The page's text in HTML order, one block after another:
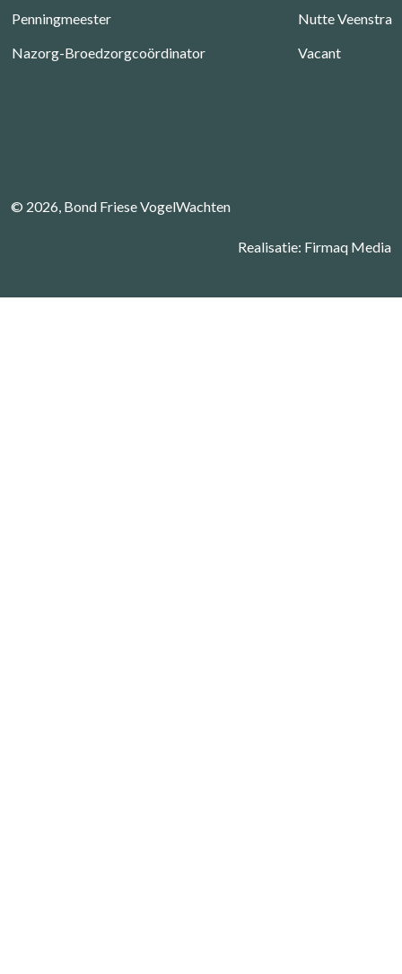
Penningmeester
Nutte Veenstra
Nazorg-Broedzorgcoördinator
Vacant
© 2026, Bond Friese VogelWachten
Realisatie: Firmaq Media